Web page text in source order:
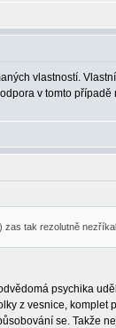
vlastností.
v tomto
zas tak rezolutně nezříkal.
psychika
z vesnice, komplet
se. Takže